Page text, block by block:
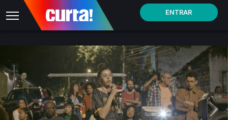
ENTRAR